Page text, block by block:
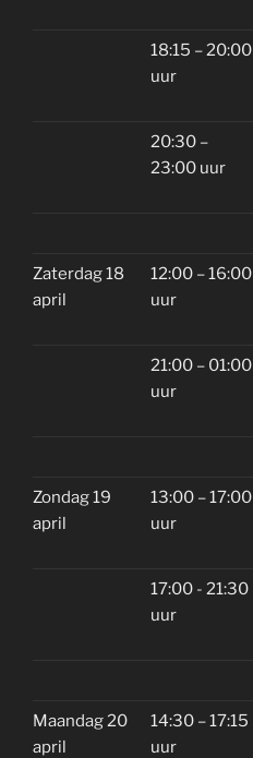
18:15 – 20:00
uur
20:30 –
23:00 uur
Zaterdag 18
april
12:00 – 16:00
uur
21:00 – 01:00
uur
Zondag 19
april
13:00 – 17:00
uur
17:00 - 21:30
uur
Maandag 20
april
14:30 – 17:15
uur